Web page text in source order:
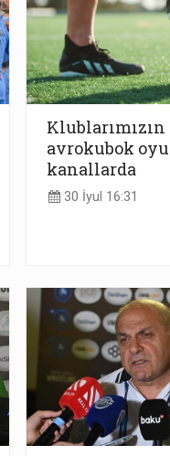
Klublarımızın
avrokubok
kanallarda
30 İyul 16:31